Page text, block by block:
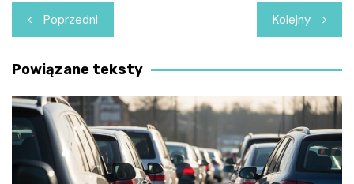
Nawigacja
wpisu
Poprzedni Kolejny
Powiązane teksty